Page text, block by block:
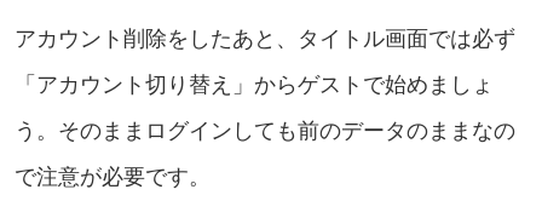
アカウント削除をしたあと、タイトル画面では必ず
「アカウント切り替え」からゲストで始めましょ
う。そのままログインしても前のデータのままなの
で注意が必要です。